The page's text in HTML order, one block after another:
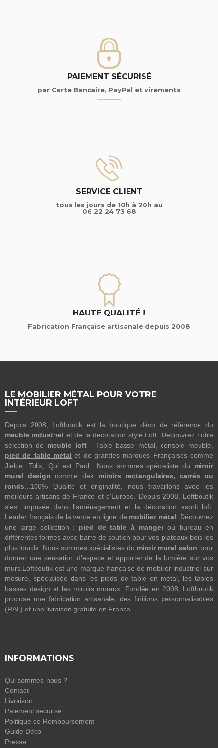
PAIEMENT SÉCURISÉ
par Carte Bancaire, PayPal et virements
SERVICE CLIENT
tous les jours de 10h à 20h au
06 22 24 73 68
HAUTE QUALITÉ !
Fabrication Française artisanale depuis 2008
LE MOBILIER MÉTAL POUR VOTRE
INTÉRIEUR LOFT
Depuis 2008, Loftboutik est la boutique déco de référence du
meuble industriel et de la décoration style Loft. Découvrez notre
sélection de meuble loft: Table basse métal, console meuble,
pied de table métal et de grandes marques Françaises comme
Jielde, Tolix, Qui est Paul.. Nous sommes spécialiste du miroir
mural design comme des miroirs rectangulaires, carrés ou
ronds ...100% Qualité et originalité, nous travaillons avec les
meilleurs artisans de France et d'Europe. Depuis 2008, Loftboutik
s'est imposée dans l'aménagement et la décoration esprit loft.
Leader français de la vente en ligne de mobilier métal . Découvrez
une large collection : pied de table à mangerou bureau en
différentes formes avec barre de soutien pour vos plateaux bois les
plus lourds. Nous sommes spécialistes du miroir mural salon pour
donner une sensation d'espace et apporter de la lumière sur vos
murs.Loftboutik est une marque française de mobilier industriel sur
mesure, spécialisée dans les pieds de table en métal, les tables
basses design et les miroirs muraux. Fondée en 2008, Loftboutik
propose une fabrication artisanale, des finitions personnalisables
(RAL) et une livraison gratuite en France.
INFORMATIONS
Qui sommes-nous ?
Contact
Livraison
Paiement sécurisé
Politique de Remboursement
Guide Déco
Presse